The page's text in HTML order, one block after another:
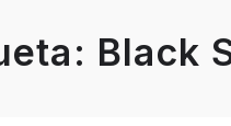
Black